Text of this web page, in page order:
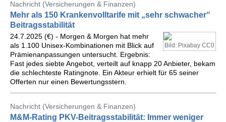
Nachricht (Versicherungen & Finanzen)
Mehr als 150 Krankenvolltarife mit „sehr schwacher“
Beitragsstabilität
Bild: Pixabay CC0
24.7.2025 (€) - Morgen & Morgen hat mehr
als 1.100 Unisex-Kombinationen mit Blick auf
Prämienanpassungen untersucht. Ergebnis:
Fast jedes siebte Angebot, verteilt auf knapp 20 Anbieter, bekam
die schlechteste Ratingnote. Ein Akteur erhielt für 65 seiner
Offerten nur einen Bewertungsstern.
Nachricht (Versicherungen & Finanzen)
M&M-Rating PKV-Beitragsstabilität: Immer weniger